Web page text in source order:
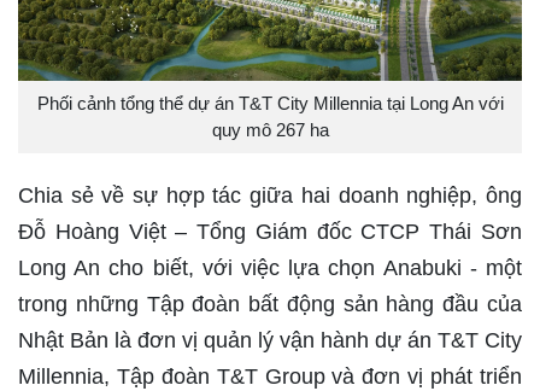
Phối cảnh tổng thể dự án T&T City Millennia tại Long An với
quy mô 267 ha
Chia sẻ về sự hợp tác giữa hai doanh nghiệp, ông
Đỗ Hoàng Việt – Tổng Giám đốc CTCP Thái Sơn
Long An cho biết, với việc lựa chọn Anabuki - một
trong những Tập đoàn bất động sản hàng đầu của
Nhật Bản là đơn vị quản lý vận hành dự án T&T City
Millennia, Tập đoàn T&T Group và đơn vị phát triển